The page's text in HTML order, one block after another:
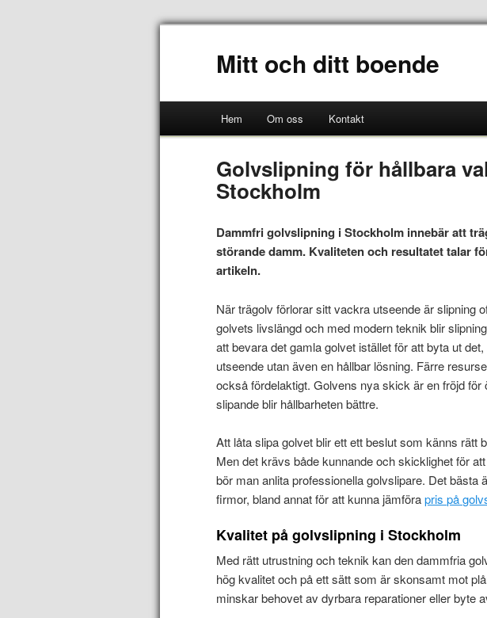
Mitt och ditt boende
Hem Om oss Kontakt
Golvslipning för hållbara
Stockholm
Dammfri golvslipning i Stockholm innebär att
störande damm. Kvaliteten och resultatet talar
artikeln.
När trägolv förlorar sitt vackra utseende är slipning
golvets livslängd och med modern teknik blir
att bevara det gamla golvet istället för att byta ut
utseende utan även en hållbar lösning. Färre
också fördelaktigt. Golvens nya skick är en fröjd för
slipande blir hållbarheten bättre.
Att låta slipa golvet blir ett ett beslut som känns rätt
Men det krävs både kunnande och skicklighet för
bör man anlita professionella golvslipare. Det bästa
firmor, bland annat för att kunna jämförapris på
Kvalitet på golvslipning i Stockholm
Med rätt utrustning och teknik kan den dammfria
hög kvalitet och på ett sätt som är skonsamt mot
minskar behovet av dyrbara reparationer eller byte